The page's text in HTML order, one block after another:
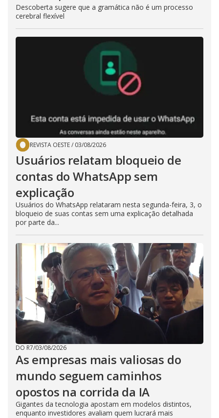
Descoberta sugere que a gramática não é um processo
cerebral flexível
REVISTA OESTE/ 03/08/2026
Usuários relatam bloqueio de
contas do WhatsApp sem
explicação
Usuários do WhatsApp relataram nesta segunda-feira, 3, o
bloqueio de suas contas sem uma explicação detalhada
por parte da...
DO R7/03/08/2026
As empresas mais valiosas do
mundo seguem caminhos
opostos na corrida da IA
Gigantes da tecnologia apostam em modelos distintos,
enquanto investidores avaliam quem lucrará mais